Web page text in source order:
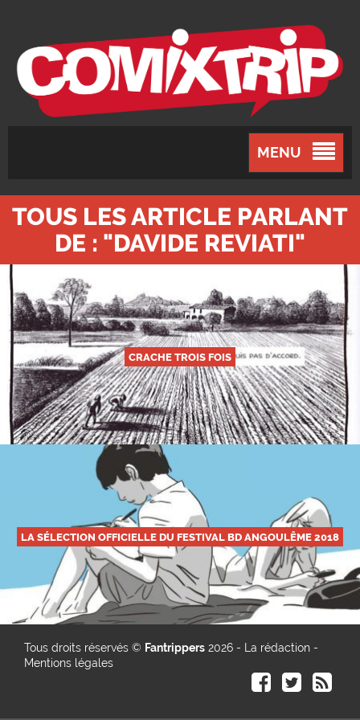
MENU
TOUS LES ARTICLE PARLANT
DE : "DAVIDE REVIATI"
CRACHE TROIS FOIS
LA SÉLECTION OFFICIELLE DU FESTIVAL BD ANGOULÊME 2018
Tous droits réservés © Fantrippers 2026 - La rédaction -
Mentions légales